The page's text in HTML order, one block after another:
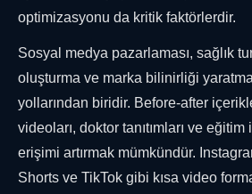
optimizasyonu da kritik faktörlerdir.
Sosyal medya pazarlaması, sağlık
oluşturma ve marka bilinirliği
yollarından biridir. Before-after
videoları, doktor tanıtımları ve
erişimi artırmak mümkündür.
Shorts ve TikTok gibi kısa video